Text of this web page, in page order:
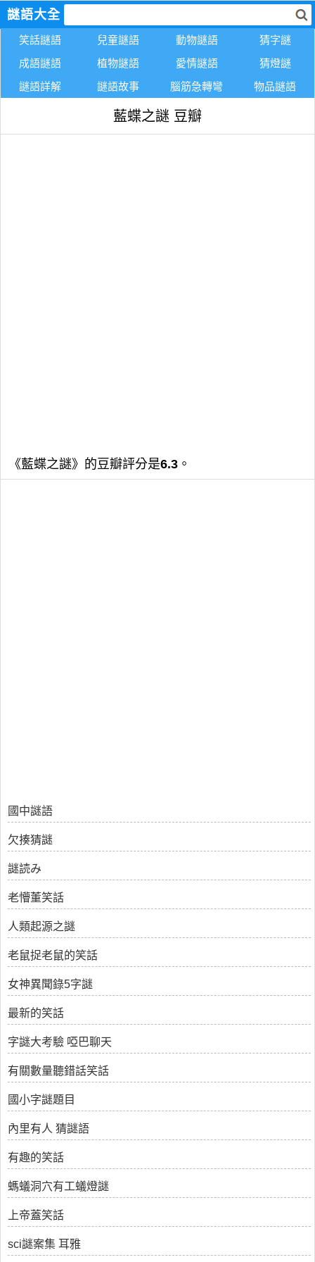
謎語大全
笑話謎語 兒童謎語 動物謎語
猜字謎
成語謎語
植物謎語 愛情謎語
猜燈謎
謎語詳解
謎語故事 腦筋急轉彎 物品謎語
藍蝶之謎 豆瓣
《藍蝶之謎》的豆瓣評分是6.3 。
國中謎語
欠揍猜謎
謎読み
老懵董笑話
人類起源之謎
老鼠捉老鼠的笑話
女神異聞錄5字謎
最新的笑話
字謎大考驗 啞巴聊天
有關數量聽錯話笑話
國小字謎題目
內里有人 猜謎語
有趣的笑話
螞蟻洞穴有工蟻燈謎
上帝蓋笑話
sci謎案集 耳雅